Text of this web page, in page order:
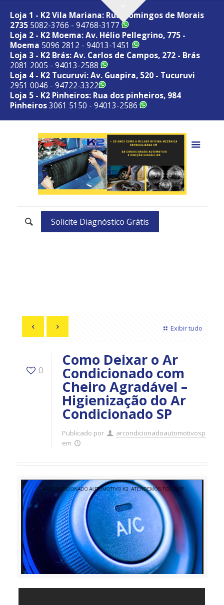
Loja 1 - K2 Vila Mariana: Rua Domingos de Morais
2735 5082-3766 - 94768-3177
Loja 2 - K2 Moema: Av. Hélio Pellegrino, 775 -
Moema 5096 2812 - 94013-1451
Loja 3 - K2 Brás: Av. Carlos de Campos, 272 - Brás
2081 2005 - 94013-2588
Loja 4 - K2 Tucuruvi: Av. Guapira, 520 - Tucuruvi
2951 0046 - 94722-3322
Loja 5 - K2 Pinheiros: Rua dos pinheiros, 984
Pinheiros3061 5150 - 94013-2586
Solicite Diagnóstico Grátis
Exibir tudo
0
Como Deixar o Ar
Condicionado com
Cheiro Agradável –
Higienização do Ar
Condicionado SP
Publicado por
arcondicionadoautomotivosp
em